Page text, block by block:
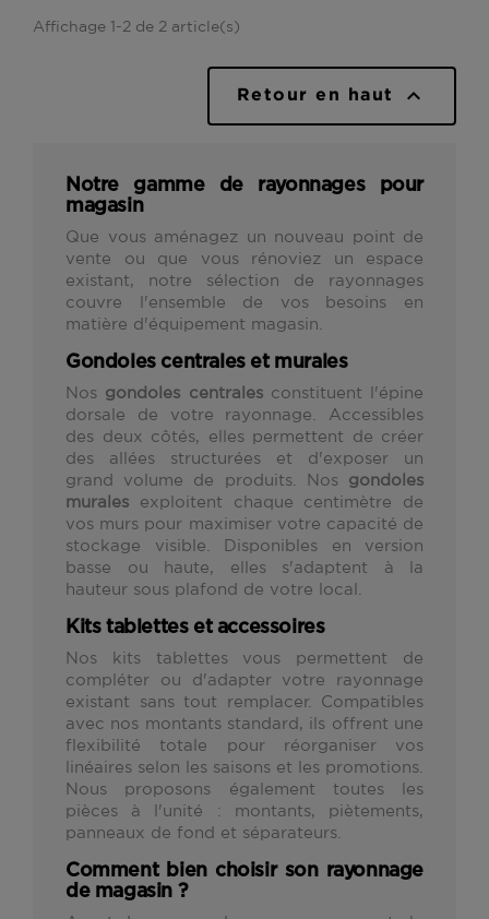
Affichage 1-2 de 2 article(s)
Retour en haut 
Notre gamme de rayonnages pour
magasin
Que vous aménagez un nouveau point de
vente ou que vous rénoviez un espace
existant, notre sélection de rayonnages
couvre l'ensemble de vos besoins en
matière d'équipement magasin.
Gondoles centrales et murales
Nos gondoles centralesconstituent l'épine
dorsale de votre rayonnage. Accessibles
des deux côtés, elles permettent de créer
des allées structurées et d'exposer un
grand volume de produits. Nos gondoles
murales exploitent chaque centimètre de
vos murs pour maximiser votre capacité de
stockage visible. Disponibles en version
basse ou haute, elles s'adaptent à la
hauteur sous plafond de votre local.
Kits tablettes et accessoires
Nos kits tablettes vous permettent de
compléter ou d'adapter votre rayonnage
existant sans tout remplacer. Compatibles
avec nos montants standard, ils offrent une
flexibilité totale pour réorganiser vos
linéaires selon les saisons et les promotions.
Nous proposons également toutes les
pièces à l'unité : montants, piètements,
panneaux de fond et séparateurs.
Comment bien choisir son rayonnage
de magasin ?